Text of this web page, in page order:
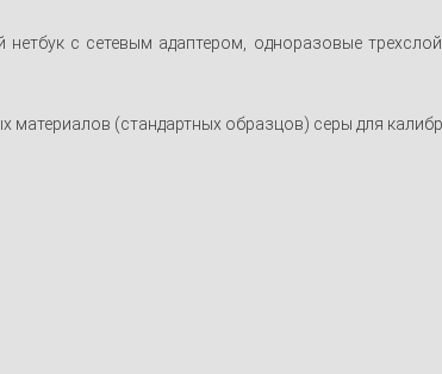
нетбук с сетевым адаптером, одноразовые
материалов (стандартных образцов) серы для